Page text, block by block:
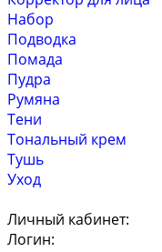
Набор
Подводка
Помада
Пудра
Румяна
Тени
Тональный крем
Тушь
Уход
Личный кабинет:
Логин: